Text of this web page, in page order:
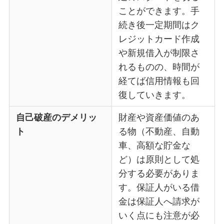
ことができます。手
続き後一定期間はク
レジットカード作成
や新規借入が制限さ
れるものの、時間が
経てば信用情報も回
復していきます。
自己破産のデメリッ
ト
財産や資産価値のあ
る物（不動産、自動
車、高額な貯金な
ど）は原則として処
分する必要がありま
す。保証人がいる借
金は保証人へ請求が
いく点にも注意が必